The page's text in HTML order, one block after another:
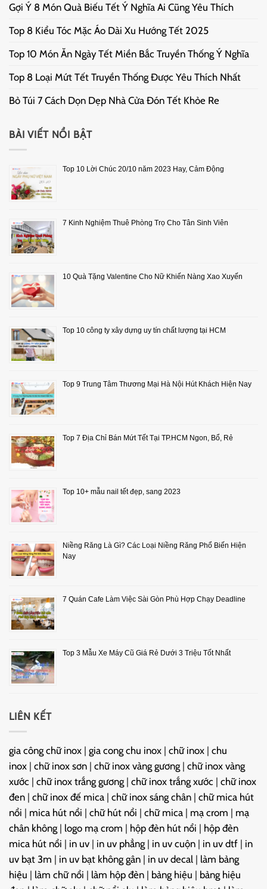
Gợi Ý 8 Món Quà Biếu Tết Ý Nghĩa Ai Cũng Yêu Thích
Top 8 Kiểu Tóc Mặc Áo Dài Xu Hướng Tết 2025
Top 10 Món Ăn Ngày Tết Miền Bắc Truyền Thống Ý Nghĩa
Top 8 Loại Mứt Tết Truyền Thống Được Yêu Thích Nhất
Bỏ Túi 7 Cách Dọn Dẹp Nhà Cửa Đón Tết Khỏe Re
BÀI VIẾT NỔI BẬT
Top 10 Lời Chúc 20/10 năm 2023 Hay, Cảm Động
7 Kinh Nghiệm Thuê Phòng Trọ Cho Tân Sinh Viên
10 Quà Tặng Valentine Cho Nữ Khiến Nàng Xao Xuyến
Top 10 công ty xây dựng uy tín chất lượng tại HCM
Top 9 Trung Tâm Thương Mại Hà Nội Hút Khách Hiện Nay
Top 7 Địa Chỉ Bán Mứt Tết Tại TP.HCM Ngon, Bổ, Rẻ
Top 10+ mẫu nail tết đẹp, sang 2023
Niềng Răng Là Gì? Các Loại Niềng Răng Phổ Biến Hiện
Nay
7 Quán Cafe Làm Việc Sài Gòn Phù Hợp Chạy Deadline
Top 3 Mẫu Xe Máy Cũ Giá Rẻ Dưới 3 Triệu Tốt Nhất
LIÊN KẾT
gia công chữ inox | gia cong chu inox | chữ inox | chu
inox | chữ inox sơn | chữ inox vàng gương | chữ inox vàng
xước | chữ inox trắng gương | chữ inox trắng xước | chữ inox
đen | chữ inox đế mica | chữ inox sáng chân | chữ mica hút
nổi | mica hút nổi | chữ hút nổi | chữ mica | mạ crom | mạ
chân không | logo mạ crom | hộp đèn hút nổi | hộp đèn
mica hút nổi | in uv | in uv phẳng | in uv cuộn | in uv dtf | in
uv bạt 3m | in uv bạt không gân | in uv decal | làm bảng
hiệu | làm chữ nổi | làm hộp đèn | bảng hiệu | bảng hiệu